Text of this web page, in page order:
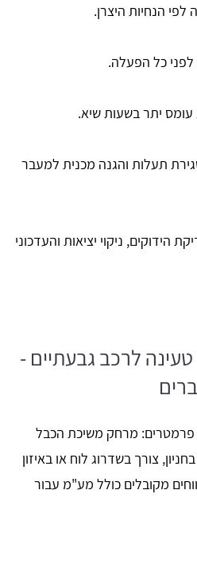
לפי הנחיות היצרן.
כל הפעלה.
עומס יתר בשעות שיא.
תעלות והגנה מכנית למעבר
הידוקים, ניקוי יציאות והעדכוני
לרכב גבעתיים -
מרחק משיכת הכבל
צורך בשדרוג לוח או באיזון
מקובלים כולל מע"מ עבור